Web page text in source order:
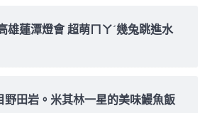
雄蓮潭燈會 超萌ㄇㄚˊ幾兔跳進水
野田岩。米其林一星的美味鰻魚飯